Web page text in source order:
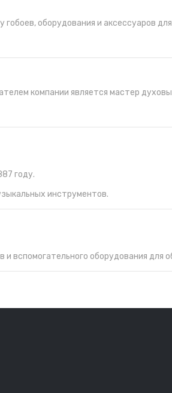
гобоев, оборудования и аксессуаров
компании является мастер
году.
инструментов.
вспомогательного оборудования для